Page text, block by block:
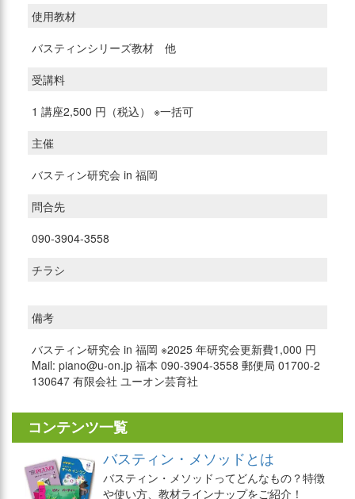
使用教材
バスティンシリーズ教材 他
受講料
1 講座2,500 円（税込） ※一括可
主催
バスティン研究会 in 福岡
問合先
090-3904-3558
チラシ
備考
バスティン研究会 in 福岡 ※2025 年研究会更新費1,000 円
Mail: piano@u-on.jp 福本 090-3904-3558 郵便局 01700-2
130647 有限会社 ユーオン芸育社
コンテンツ一覧
バスティン・メソッドとは
バスティン・メソッドってどんなもの？特徴
や使い方、教材ラインナップをご紹介！